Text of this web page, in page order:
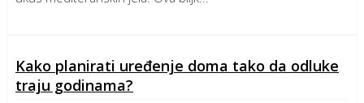
Kako planirati uređenje doma tako da odluke
traju godinama?